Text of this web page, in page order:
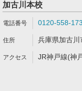
加古川本校
0120-558-173
兵庫県加古川
JR神戸線(神